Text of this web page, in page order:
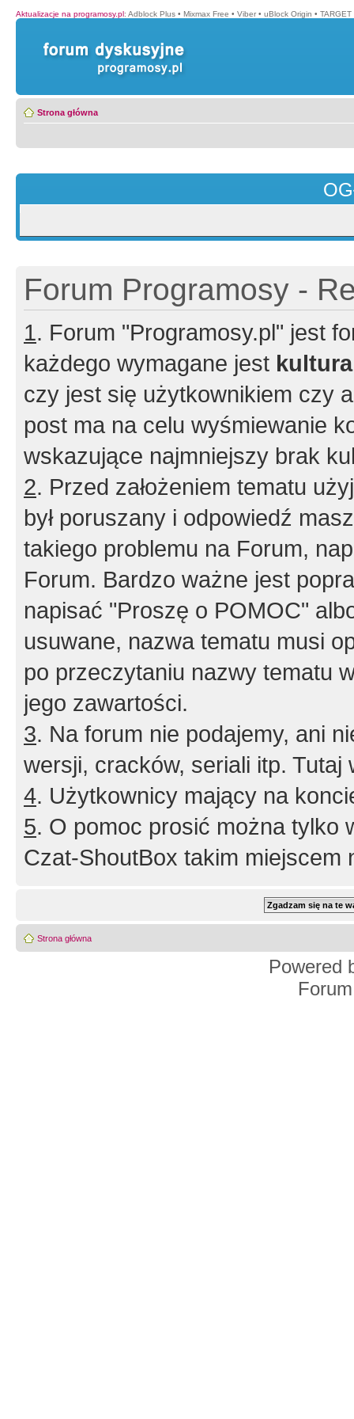
Aktualizacje na programosy.pl: Adblock Plus • Mixmax Free • Viber • uBlock Origin •
Strona główna
Forum Programosy -
1. Forum "Programosy.pl" jest
każdego wymagane jest
czy jest się użytkownikiem czy
post ma na celu wyśmiewanie
wskazujące najmniejszy brak
2. Przed założeniem tematu
był poruszany i odpowiedź
takiego problemu na Forum,
Forum. Bardzo ważne jest
napisać "Proszę o POMOC"
usuwane, nazwa tematu musi
po przeczytaniu nazwy tematu
jego zawartości.
3. Na forum nie podajemy, ani
wersji, cracków, seriali itp. Tutaj
4. Użytkownicy mający na
5. O pomoc prosić można tylko
Czat-ShoutBox takim miejscem
Strona główna
Powered